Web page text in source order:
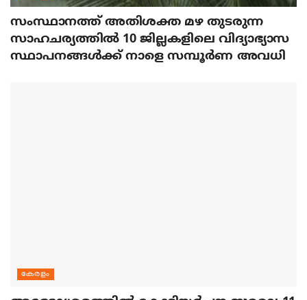
സംസ്ഥാനത്ത് അതിശക്ത മഴ തുടരുന്ന
സാഹചര്യത്തിൽ 10 ജില്ലകളിലെ വിദ്യാഭ്യാസ
സ്ഥാപനങ്ങൾക്ക് നാളെ സമ്പൂർണ അവധി
കേരളം